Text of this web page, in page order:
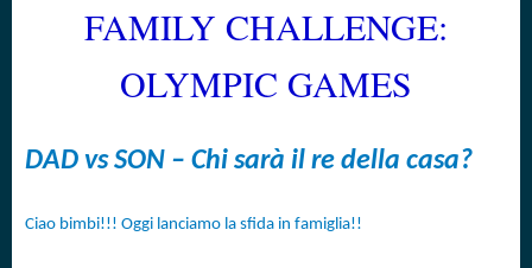
FAMILY CHALLENGE:
OLYMPIC GAMES
DAD vs SON – Chi sarà il re della casa?
Ciao bimbi!!! Oggi lanciamo la sfida in famiglia!!